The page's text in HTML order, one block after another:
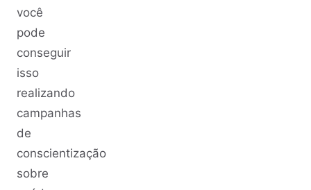
você
pode
conseguir
isso
realizando
campanhas
de
conscientização
sobre